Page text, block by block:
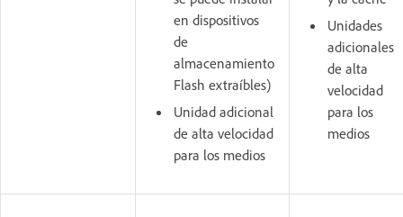
en dispositivos
de
almacenamiento
Flash extraíbles)
Unidad adicional
de alta velocidad
para los medios
Unidades
adicionales
de alta
velocidad
para los
medios